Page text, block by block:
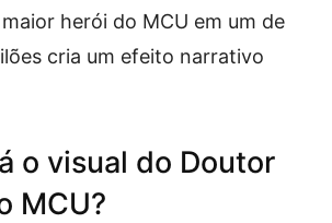
herói do MCU em um de
cria um efeito narrativo
o visual do Doutor
MCU?